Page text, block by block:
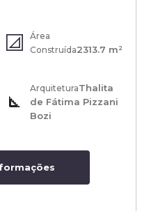
Área
Construída2313.7 m²
ArquiteturaThalita
de Fátima Pizzani
Bozi